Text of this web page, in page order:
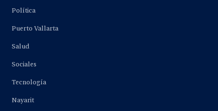
Política
Puerto Vallarta
Salud
Sociales
Tecnología
Nayarit